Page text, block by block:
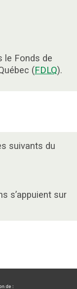
le Fonds de
(FDLQ).
suivants du
s’appuient sur